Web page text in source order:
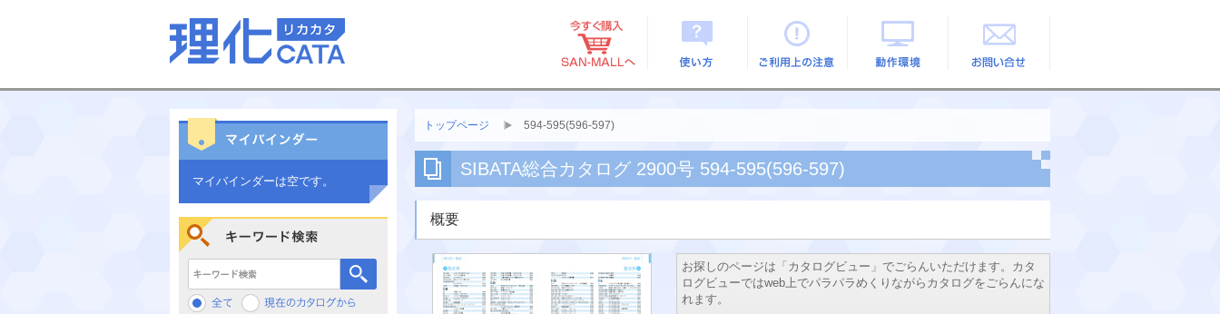
トップページ 594-595(596-597)
SIBATA総合カタログ 2900号 594-595(596-597)
概要
お探しのページは「カタログビュー」でごらんいただけます。カタ
ログビューではweb上でパラパラめくりながらカタログをごらんにな
れます。
マイバインダーは空です。
キーワード検索